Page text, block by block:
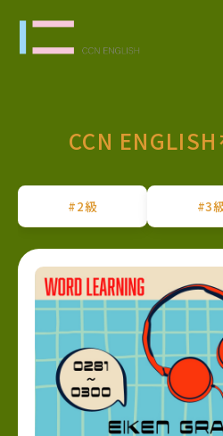
CCN
#2級 #3